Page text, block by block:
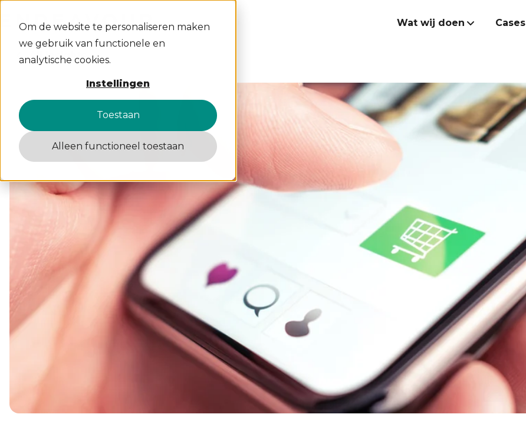
Om de website te personaliseren maken
we gebruik van functionele en
analytische cookies.
Instellingen
Toestaan
Alleen functioneel toestaan
Wat wij doen
Strategie
Creatie & campagnes
Websites & e-commerce
Data & performance
Endeavour Heroes
In-housing
Endeavour Grip
Endeavour E-commerce
Shopify
Cases
All insights